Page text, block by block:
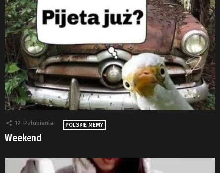
19 Polubienia POLSKIE MEMY
Weekend